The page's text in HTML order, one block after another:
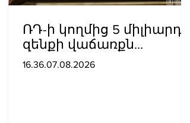
ՌԴ-ի կողմից 5 միլիարդի
զենքի վաճառքն
Ադրբեջանին
16.36.07.08.2026